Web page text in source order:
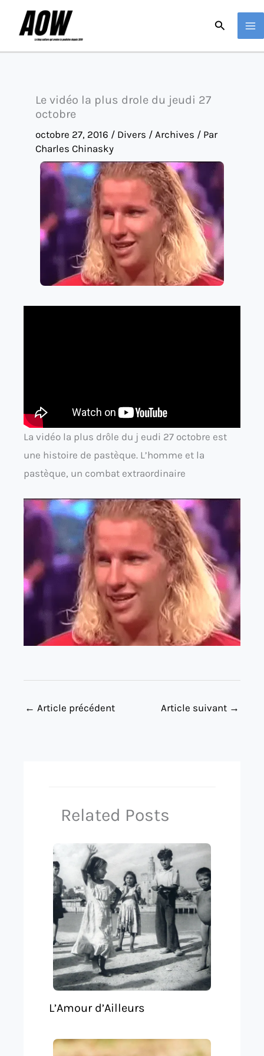
Le vidéo la plus drole du jeudi 27
octobre
octobre 27, 2016 / Divers / Archives / Par
Charles Chinasky
La vidéo la plus drôle du j eudi 27 octobre est
une histoire de pastèque. L’homme et la
pastèque, un combat extraordinaire
← Article précédent Article suivant →
Related Posts
L’Amour d’Ailleurs